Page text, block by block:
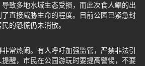
致多地水域生态受损，而此次食人鲳的出
直接威胁生命的程度。目前公园已紧急封
的恐慌仍未消散。
常热闹。有人呼吁加强监管，严禁非法引
醒，市民在公园游玩时要提高警惕，不要